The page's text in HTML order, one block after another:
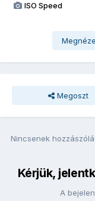
ISO Speed
Megoszt
Nincsenek
Kérjük,
A